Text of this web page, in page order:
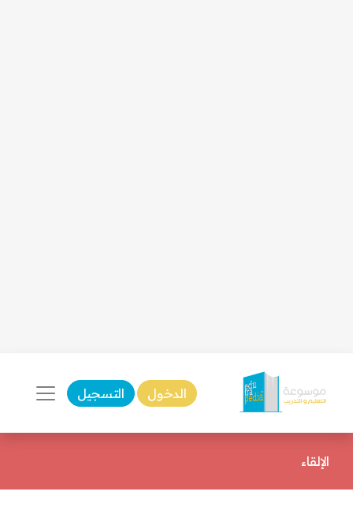
الدخول التسجيل
الإلقاء